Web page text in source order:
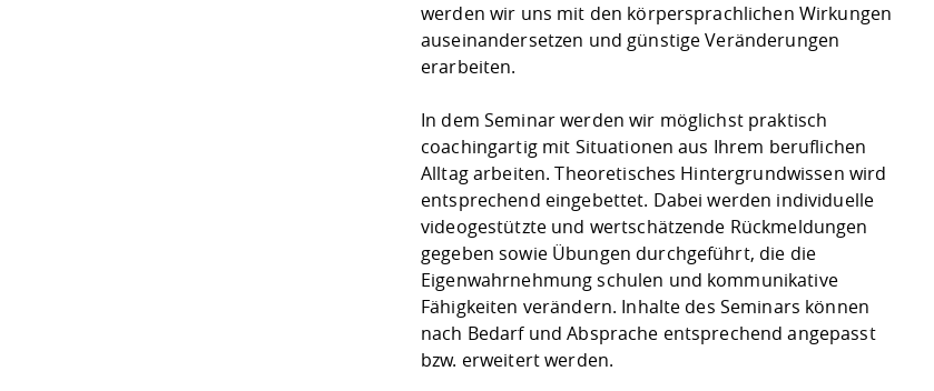
werden wir uns mit den körpersprachlichen Wirkungen
auseinandersetzen und günstige Veränderungen
erarbeiten.
In dem Seminar werden wir möglichst praktisch
coachingartig mit Situationen aus Ihrem beruflichen
Alltag arbeiten. Theoretisches Hintergrundwissen wird
entsprechend eingebettet. Dabei werden individuelle
videogestützte und wertschätzende Rückmeldungen
gegeben sowie Übungen durchgeführt, die die
Eigenwahrnehmung schulen und kommunikative
Fähigkeiten verändern. Inhalte des Seminars können
nach Bedarf und Absprache entsprechend angepasst
bzw. erweitert werden.